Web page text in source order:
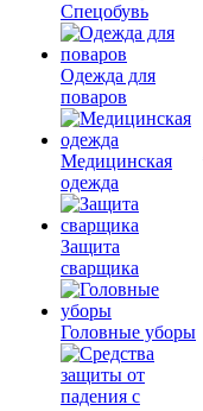
Спецобувь
Одежда для
поваров
Медицинская
одежда
Защита
сварщика
Головные уборы